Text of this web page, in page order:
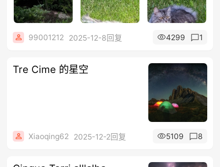
99001212 2025-12-8回复 4299 1
Tre Cime 的星空
Xiaoqing62 2025-12-2回复 5109 8